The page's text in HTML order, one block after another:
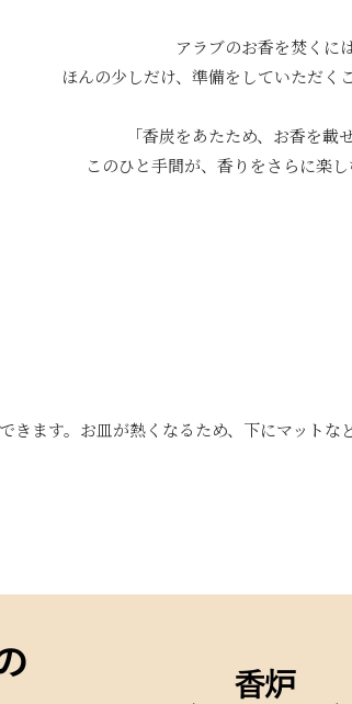
アラブのお香を焚くに
ほんの少しだけ、準備をしていただく
「香炭をあたため、お香を載
このひと手間が、香りをさらに楽し
きます。お皿が熱くなるため、下にマットな